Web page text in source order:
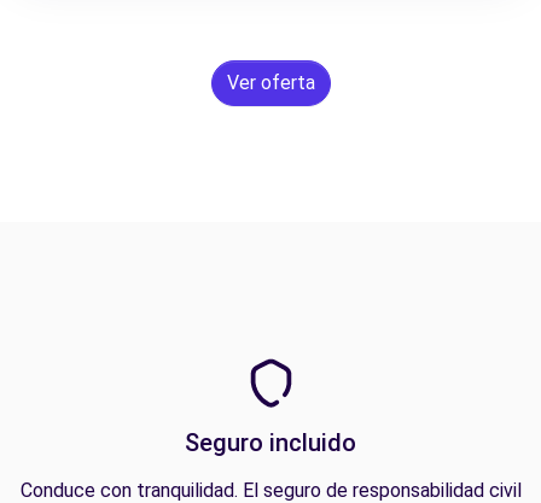
Ver oferta
Seguro incluido
Conduce con tranquilidad. El seguro de responsabilidad civil